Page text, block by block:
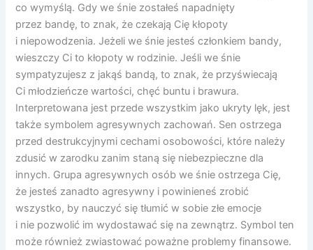
co wymyślą. Gdy we śnie zostałeś napadnięty
przez bandę, to znak, że czekają Cię kłopoty
i niepowodzenia. Jeżeli we śnie jesteś członkiem bandy,
wieszczy Ci to kłopoty w rodzinie. Jeśli we śnie
sympatyzujesz z jakąś bandą, to znak, że przyświecają
Ci młodzieńcze wartości, chęć buntu i brawura.
Interpretowana jest przede wszystkim jako ukryty lęk, jest
także symbolem agresywnych zachowań. Sen ostrzega
przed destrukcyjnymi cechami osobowości, które należy
zdusić w zarodku zanim staną się niebezpieczne dla
innych. Grupa agresywnych osób we śnie ostrzega Cię,
że jesteś zanadto agresywny i powinieneś zrobić
wszystko, by nauczyć się tłumić w sobie złe emocje
i nie pozwolić im wydostawać się na zewnątrz. Symbol ten
może również zwiastować poważne problemy finansowe.